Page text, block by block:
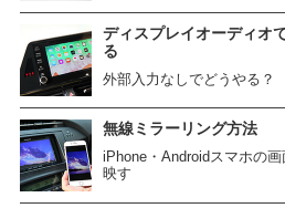
ディスプレイオーディオ
る
外部入力なしでどうやる？
無線ミラーリング方法
iPhone・Androidスマホの
映す